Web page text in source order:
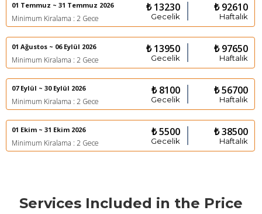
01 Temmuz ~ 31 Temmuz 2026
Minimum Kiralama : 2 Gece
₺ 13230
Gecelik
₺ 92610
Haftalık
01 Ağustos ~ 06 Eylül 2026
Minimum Kiralama : 2 Gece
₺ 13950
Gecelik
₺ 97650
Haftalık
07 Eylül ~ 30 Eylül 2026
Minimum Kiralama : 2 Gece
₺ 8100
Gecelik
₺ 56700
Haftalık
01 Ekim ~ 31 Ekim 2026
Minimum Kiralama : 2 Gece
₺ 5500
Gecelik
₺ 38500
Haftalık
Services Included in the Price